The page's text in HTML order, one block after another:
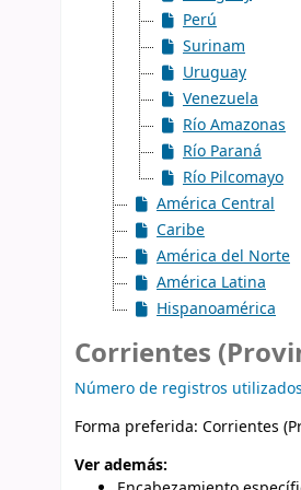
Perú
Surinam
Uruguay
Venezuela
Río Amazonas
Río Paraná
Río Pilcomayo
América Central
Caribe
América del Norte
América Latina
Hispanoamérica
Corrientes
Número de registros
Forma preferida: Corrientes
Ver además: